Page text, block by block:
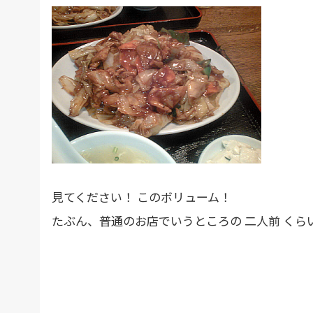
見てください！ このボリューム！
たぶん、普通のお店でいうところの 二人前 くら